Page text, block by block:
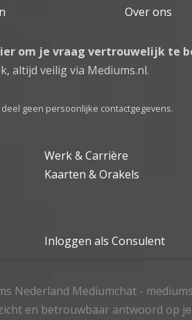
Over ons
om je vraag vertrouwelijk te
altijd veilig via Mediums.nl.
geen persoonlijke contactgegevens.
Werk & Carrière
Kaarten & Orakels
Inloggen als Consulent
Nederland Mediumchat -
en betrouwbaar antwoord op